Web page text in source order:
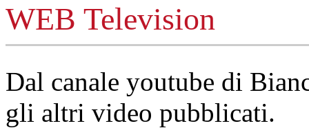
WEB Television
Dal canale youtube di
gli altri video pubblicati.